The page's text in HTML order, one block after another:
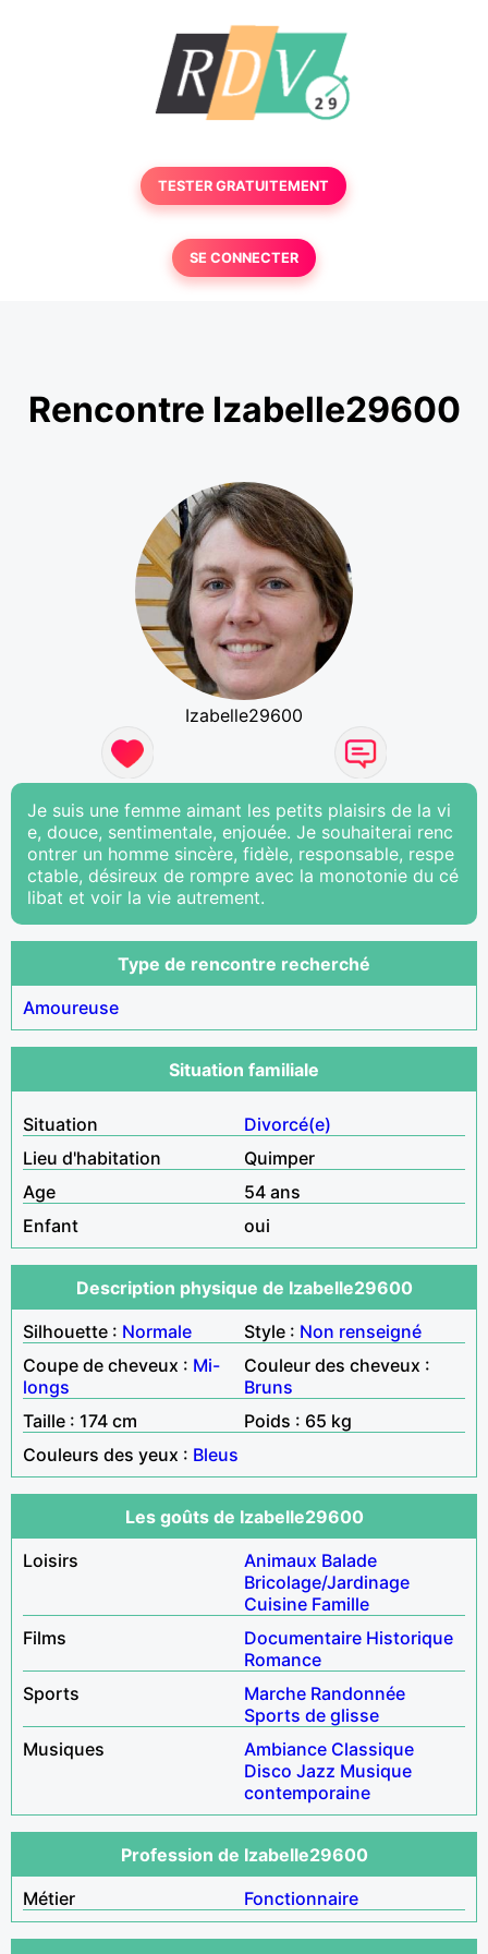
TESTER GRATUITEMENT
SE CONNECTER
Rencontre Izabelle29600
Izabelle29600
Je suis une femme aimant les petits plaisirs de la vi
e, douce, sentimentale, enjouée. Je souhaiterai renc
ontrer un homme sincère, fidèle, responsable, respe
ctable, désireux de rompre avec la monotonie du cé
libat et voir la vie autrement.
Type de rencontre recherché
Amoureuse
Situation familiale
Situation
Divorcé(e)
Lieu d'habitation
Quimper
Age
54 ans
Enfant
oui
Description physique de Izabelle29600
Silhouette : Normale Style : Non renseigné
Coupe de cheveux : Mi-
longs
Couleur des cheveux :
Bruns
Taille : 174 cm
Poids : 65 kg
Couleurs des yeux : Bleus
Les goûts de Izabelle29600
Loisirs
Animaux Balade
Bricolage/Jardinage
Cuisine Famille
Films
Documentaire Historique
Romance
Sports
Marche Randonnée
Sports de glisse
Musiques
Ambiance Classique
Disco Jazz Musique
contemporaine
Profession de Izabelle29600
Métier
Fonctionnaire